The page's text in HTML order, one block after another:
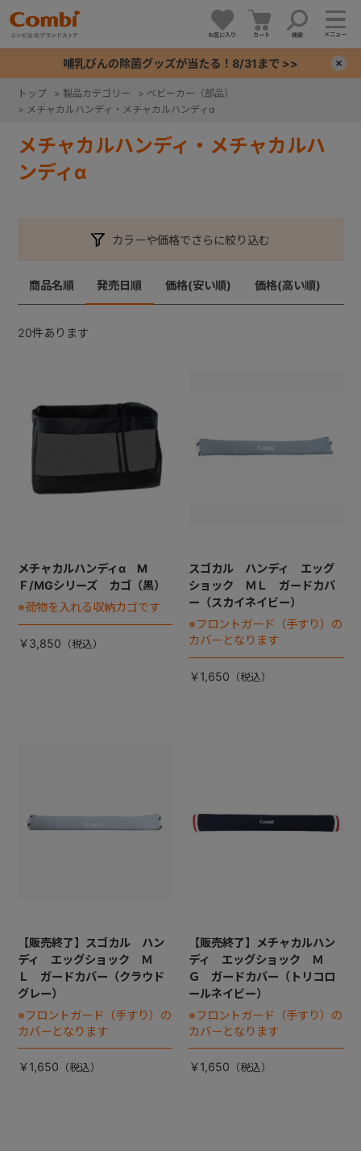
お気に入り カート 検索 メニュー
哺乳びんの除菌グッズが当たる！8/31まで >>
トップ > 製品カテゴリー > ベビーカー（部品）
> メチャカルハンディ・メチャカルハンディα
メチャカルハンディ・メチャカルハ
ンディα
カラーや価格でさらに絞り込む
商品名順 発売日順 価格(安い順) 価格(高い順)
20件あります
メチャカルハンディα M
Ｆ/MGシリーズ カゴ（黒）
※荷物を入れる収納カゴです
￥3,850
スゴカル ハンディ エッグ
ショック ＭＬ ガードカバ
ー（スカイネイビー）
※フロントガード（手すり）の
カバーとなります
￥1,650
【販売終了】スゴカル ハン
ディ エッグショック Ｍ
Ｌ ガードカバー（クラウド
グレー）
※フロントガード（手すり）の
カバーとなります
￥1,650
【販売終了】メチャカルハン
ディ エッグショック Ｍ
Ｇ ガードカバー（トリコロ
ールネイビー）
※フロントガード（手すり）の
カバーとなります
￥1,650